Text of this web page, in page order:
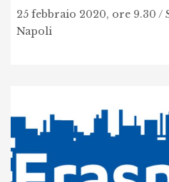
25 febbraio 2020, ore 9.30
Napoli